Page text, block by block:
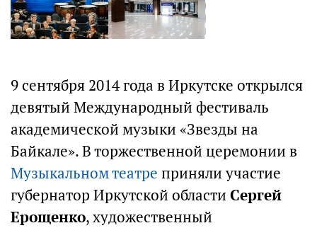
9 сентября 2014 года в Иркутске открылся
девятый Международный фестиваль
академической музыки «Звезды на
Байкале». В торжественной церемонии в
Музыкальном театре приняли участие
губернатор Иркутской области Сергей
Ерощенко, художественный